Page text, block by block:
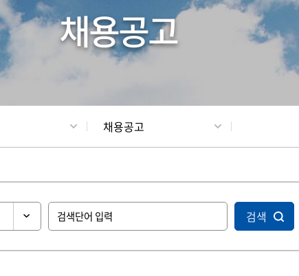
채용공고
채용공고
검색